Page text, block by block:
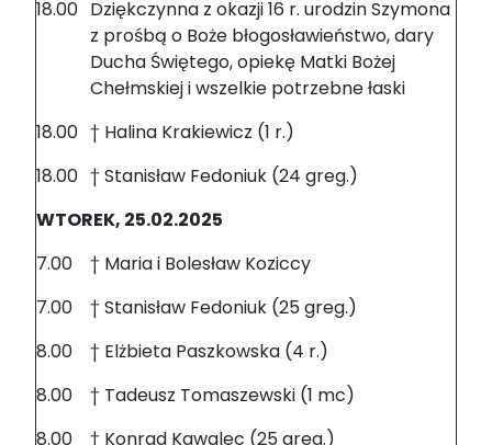
18.00 Dziękczynna z okazji 16 r. urodzin Szymona
z prośbą o Boże błogosławieństwo, dary
Ducha Świętego, opiekę Matki Bożej
Chełmskiej i wszelkie potrzebne łaski
18.00 † Halina Krakiewicz (1 r.)
18.00 † Stanisław Fedoniuk (24 greg.)
WTOREK, 25.02.2025
7.00
† Maria i Bolesław Koziccy
7.00
† Stanisław Fedoniuk (25 greg.)
8.00
† Elżbieta Paszkowska (4 r.)
8.00
† Tadeusz Tomaszewski (1 mc)
8.00
† Konrad Kawalec (25 greg.)